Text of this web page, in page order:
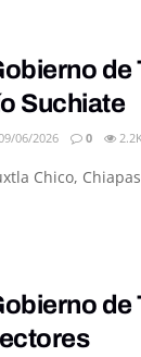
de
Suchiate
06/2026 0
Chico,
de